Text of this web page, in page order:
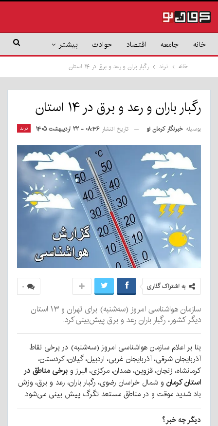
خانه جامعه اقتصاد حوادث بیشتر
خانه ترند رگبار باران و رعد و برق در ۱۴ استان
رگبار باران و رعد و برق در ۱۴ استان
ترند بوسیله خبرنگار کرمان نو تاریخ انتشار ۰۸:۳۶ - ۲۲ اردیبهشت ۱۴۰۵
۰ به اشتراک گذاری
سازمان هواشناسی امروز (سه‌شنبه) برای تهران و ۱۳ استان
دیگر کشور، رگبار باران رعد و برق پیش‌بینی کرد.
بنا بر اعلام سازمان هواشناسی امروز (سه‌شنبه) در برخی نقاط
آذربایجان شرقی، آذربایجان غربی، اردبیل، گیلان، کردستان،
کرمانشاه، زنجان، قزوین، همدان، مرکزی، البرز و برخی مناطق در
استان کرمان و شمال خراسان رضوی، رگبار باران، رعد و برق، وزش
باد شدید موقت و در مناطق مستعد تگرگ پیش بینی می‌شود.
دیگر چه خبر؟